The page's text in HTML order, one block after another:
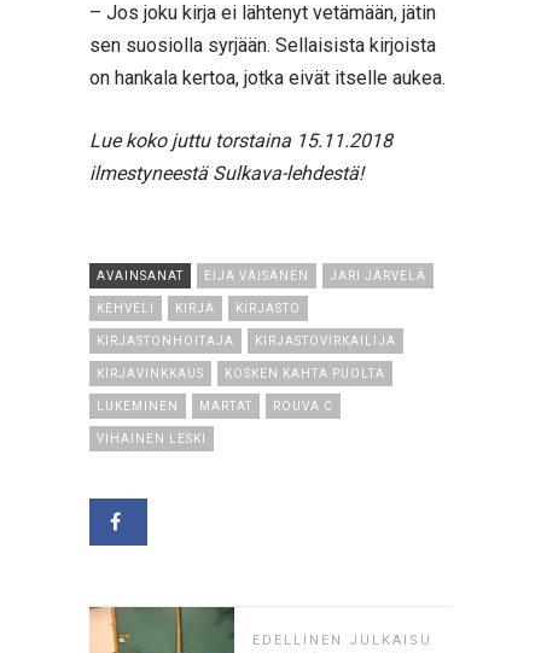
– Jos joku kirja ei lähtenyt vetämään, jätin
sen suosiolla syrjään. Sellaisista kirjoista
on hankala kertoa, jotka eivät itselle aukea.
Lue koko juttu torstaina 15.11.2018
ilmestyneestä Sulkava-lehdestä!
AVAINSANAT EIJA VÄISÄNEN JARI JÄRVELÄ
KEHVELI KIRJA KIRJASTO
KIRJASTONHOITAJA KIRJASTOVIRKAILIJA
KIRJAVINKKAUS KOSKEN KAHTA PUOLTA
LUKEMINEN MARTAT ROUVA C
VIHAINEN LESKI
EDELLINEN JULKAISU